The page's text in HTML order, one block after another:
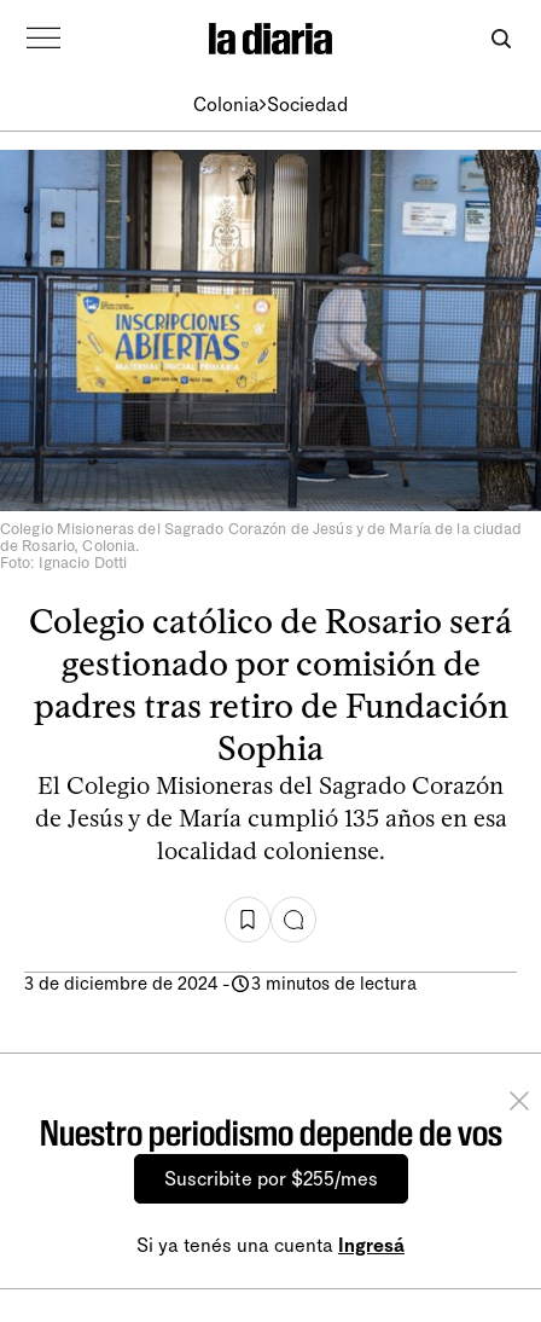
Colonia Sociedad
Colegio Misioneras del Sagrado Corazón de Jesús y de María de la ciudad
de Rosario, Colonia.
Foto: Ignacio Dotti
Colegio católico de Rosario será
gestionado por comisión de
padres tras retiro de Fundación
Sophia
El Colegio Misioneras del Sagrado Corazón
de Jesús y de María cumplió 135 años en esa
localidad coloniense.
3 de diciembre de 2024 - 3 minutos de lectura
Nuestro periodismo depende de vos
Suscribite por $255/mes
Si ya tenés una cuenta Ingresá